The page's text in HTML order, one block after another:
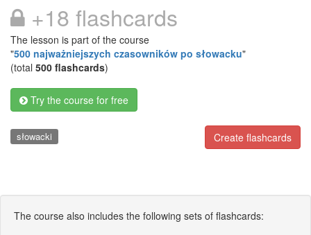
+18 flashcards
The lesson is part of the course
"500 najważniejszych czasowników po słowacku"
(total 500 flashcards)
Try the course for free
Create flashcards
słowacki
The course also includes the following sets of flashcards: